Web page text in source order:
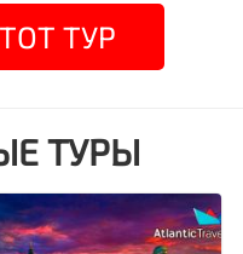
ТУР
ТУРЫ